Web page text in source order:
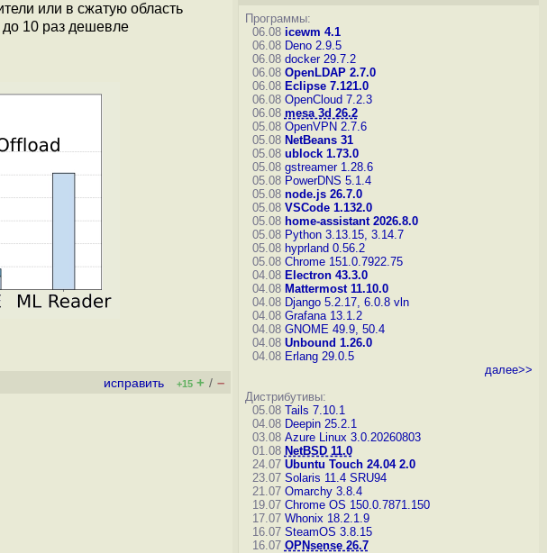
или в сжатую область
10 раз дешевле
исправить +15 + / –
Программы:
06.08 icewm 4.1
06.08 Deno 2.9.5
06.08 docker 29.7.2
06.08 OpenLDAP 2.7.0
06.08 Eclipse 7.121.0
06.08 OpenCloud 7.2.3
06.08 mesa 3d 26.2
05.08 OpenVPN 2.7.6
05.08 NetBeans 31
05.08 ublock 1.73.0
05.08 gstreamer 1.28.6
05.08 PowerDNS 5.1.4
05.08 node.js 26.7.0
05.08 VSCode 1.132.0
05.08 home-assistant 2026.8.0
05.08 Python 3.13.15, 3.14.7
05.08 hyprland 0.56.2
05.08 Chrome 151.0.7922.75
04.08 Electron 43.3.0
04.08 Mattermost 11.10.0
04.08 Django 5.2.17, 6.0.8 vln
04.08 Grafana 13.1.2
04.08 GNOME 49.9, 50.4
04.08 Unbound 1.26.0
04.08 Erlang 29.0.5
далее>>
Дистрибутивы:
05.08 Tails 7.10.1
04.08 Deepin 25.2.1
03.08 Azure Linux 3.0.20260803
01.08 NetBSD 11.0
24.07 Ubuntu Touch 24.04 2.0
23.07 Solaris 11.4 SRU94
21.07 Omarchy 3.8.4
19.07 Chrome OS 150.0.7871.150
17.07 Whonix 18.2.1.9
16.07 SteamOS 3.8.15
16.07 OPNsense 26.7